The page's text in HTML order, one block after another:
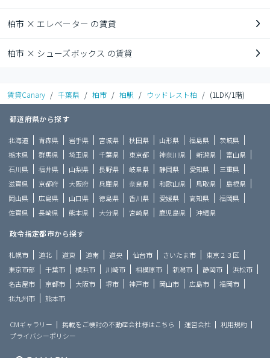
柏市 × エレベーター の賃貸
柏市 × シューズボックス の賃貸
賃貸Canary / 千葉県 / 柏市 / 柏駅 / ウッドレスト柏 / (1LDK/1階)
都道府県から探す
北海道 青森県 岩手県 宮城県 秋田県 山形県 福島県
茨城県
栃木県
群馬県 埼玉県 千葉県 東京都 神奈川県 新潟県
富山県
石川県
福井県 山梨県 長野県 岐阜県 静岡県 愛知県
三重県
滋賀県
京都府 大阪府 兵庫県 奈良県 和歌山県 鳥取県
島根県
岡山県
広島県 山口県 徳島県 香川県 愛媛県 高知県
福岡県
佐賀県
長崎県 熊本県 大分県 宮崎県 鹿児島県 沖縄県
政令指定都市から探す
札幌市 道北 道東 道南 道央 仙台市 さいたま市
東京２３区
東京市部
千葉市 横浜市 川崎市 相模原市 新潟市 静岡市
浜松市
名古屋市
京都市 大阪市 堺市 神戸市 岡山市 広島市
福岡市
北九州市
熊本市
CMギャラリー 掲載をご検討の不動産会社様はこちら 運営会社
利用規約
プライバシーポリシー